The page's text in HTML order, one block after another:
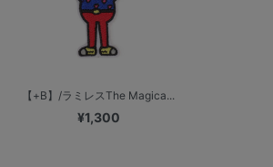
【+B】/ラミレスThe Magica...
¥1,300